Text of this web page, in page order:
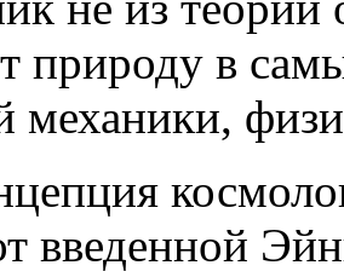
природу в
механики,
введенной